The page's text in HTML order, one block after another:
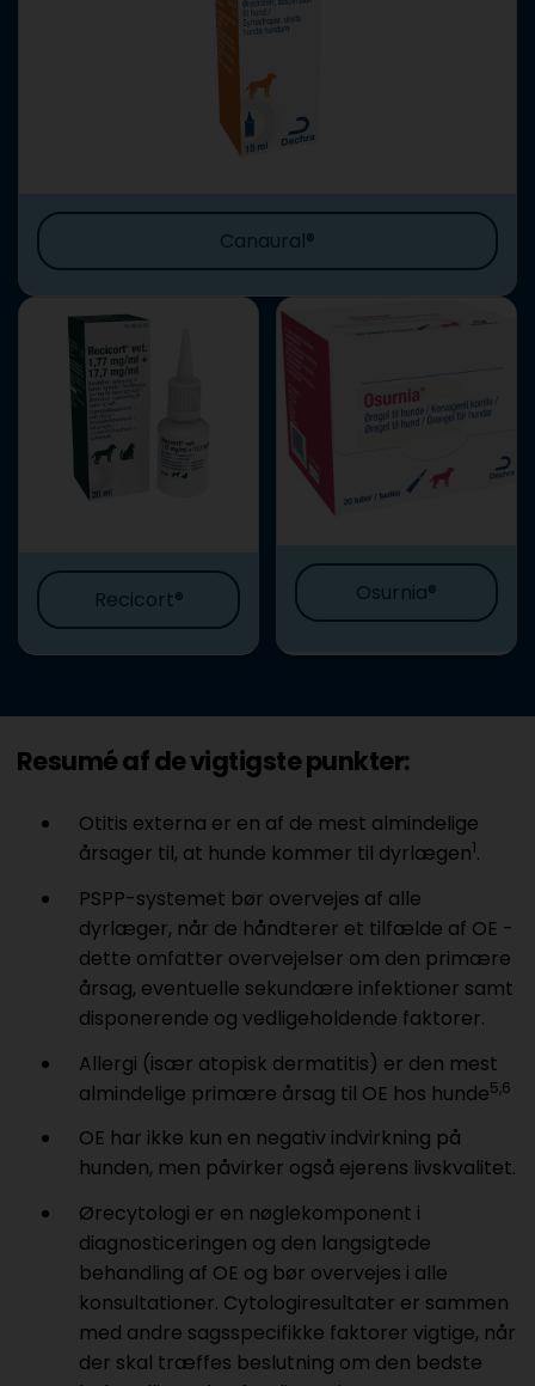
Canaural®
Recicort® Osurnia®
Resumé af de vigtigste punkter:
Otitis externa er en af de mest almindelige
årsager til, at hunde kommer til dyrlægen1.
PSPP-systemet bør overvejes af alle
dyrlæger, når de håndterer et tilfælde af OE -
dette omfatter overvejelser om den primære
årsag, eventuelle sekundære infektioner samt
disponerende og vedligeholdende faktorer.
Allergi (især atopisk dermatitis) er den mest
almindelige primære årsag til OE hos hunde5,6
OE har ikke kun en negativ indvirkning på
hunden, men påvirker også ejerens livskvalitet.
Ørecytologi er en nøglekomponent i
diagnosticeringen og den langsigtede
behandling af OE og bør overvejes i alle
konsultationer. Cytologiresultater er sammen
med andre sagsspecifikke faktorer vigtige, når
der skal træffes beslutning om den bedste